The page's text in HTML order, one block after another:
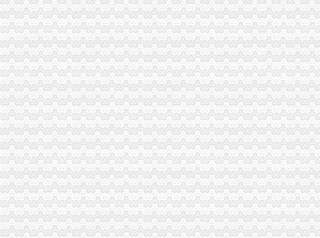
奉节局四个“进一步”重庆税务注销措施化微企扶持资金管理
潼南局重庆分公司注销房地产广告专项整工作显成效
南川区向微型企业发布诚信经营倡议书
渝中局在解放碑商圈推行 “十五天退换货制”重庆公司注销受到好评
璧山局“三化”重庆营业执照注销全力营造食品安全健康消费环境
长寿区知名商标认定和保护办法出台
涪陵区开展保护注册商标专用权宣周活动
市重庆税务注销局电子商务监管工作在全国工商系统市场网络监管工作会上作
全市劳动模范、重庆分公司注销先进人物纳入微型企业创业扶持对象
全系统严查七类案件促进“两翼”重庆公司注销农户万元增收
《到群众中去——重庆市工商系统“三进三同”重庆代办公司活动纪实》摄影集编
市局召开“保护注册商标专用权”重庆代办公司新闻发布会
渝北局重庆分公司注销四举措加大游走字幕广告集中整
南岸局重庆税务注销迅速开展辖区电影院食品包装检查
江津局重庆税务注销四项措施全面提升登记和监管工作质量
永川局重庆分公司注销把握四点开展商标宣周活动